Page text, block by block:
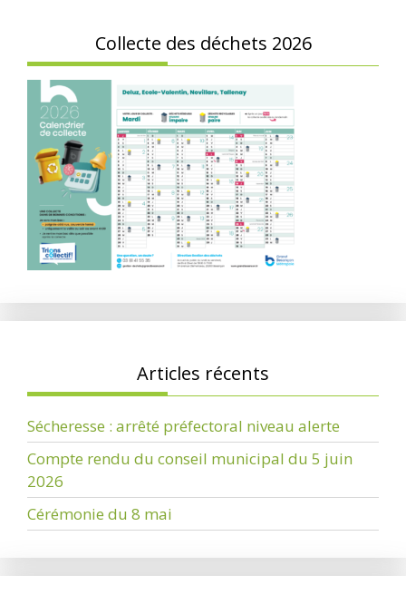
Collecte des déchets 2026
Articles récents
Sécheresse : arrêté préfectoral niveau alerte
Compte rendu du conseil municipal du 5 juin
2026
Cérémonie du 8 mai